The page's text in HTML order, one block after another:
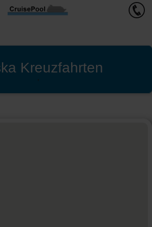
Kreuzfahrten
'